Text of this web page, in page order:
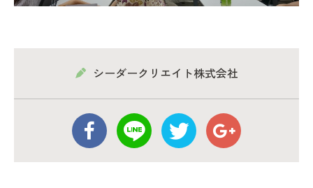
シーダークリエイト株式会社